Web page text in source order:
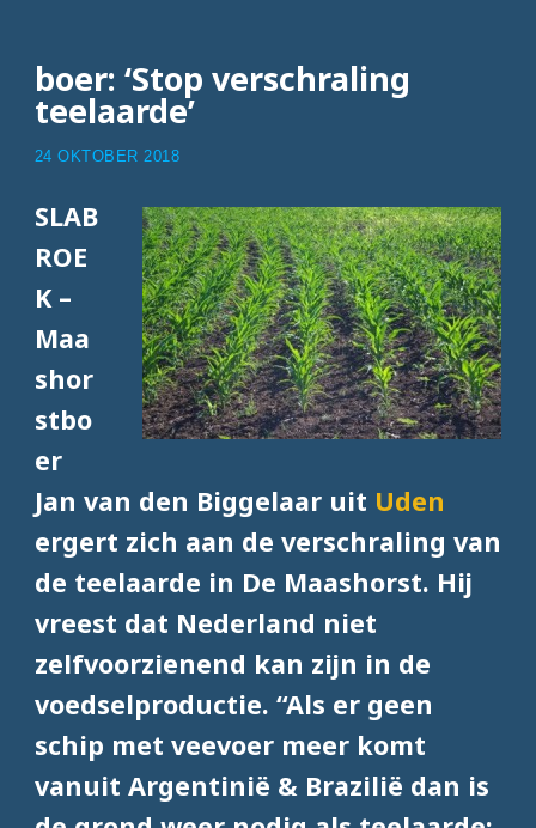
boer: ‘Stop verschraling
teelaarde’
24 OKTOBER 2018
SLAB
ROE
K –
Maa
shor
stbo
er
Jan van den Biggelaar uit Uden
ergert zich aan de verschraling van
de teelaarde in De Maashorst. Hij
vreest dat Nederland niet
zelfvoorzienend kan zijn in de
voedselproductie. “Als er geen
schip met veevoer meer komt
vanuit Argentinië & Brazilië dan is